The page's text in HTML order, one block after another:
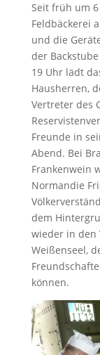
Seit früh um
Feldbäckerei
und die
der
19 Uhr lädt
Hausherren,
Vertreter des
Freunde in
Abend. Bei
Frankenwein
Normandie
dem
wieder in den
Weißenseel,
können.